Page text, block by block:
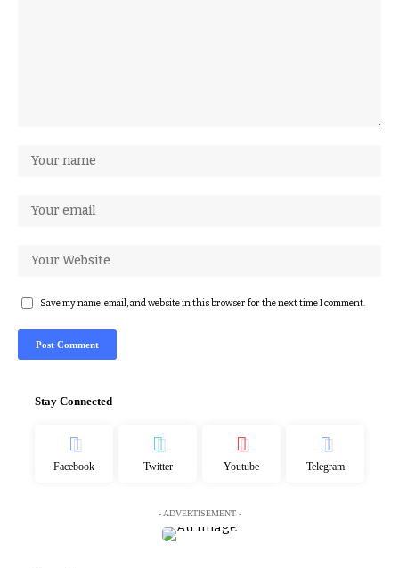
Save my name, email, and website in this browser for the next time I comment.
Stay Connected
Facebook Twitter Youtube Telegram
- ADVERTISEMENT -